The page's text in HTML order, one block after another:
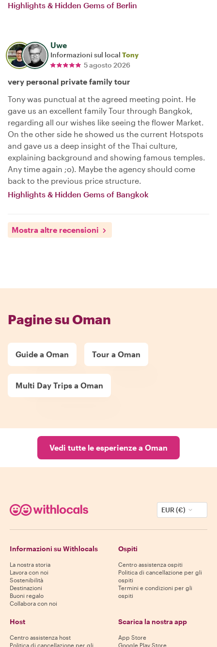
Highlights & Hidden Gems of Berlin
Uwe
Informazioni sul local Tony
5 agosto 2026
very personal private family tour
Tony was punctual at the agreed meeting point. He
gave us an excellent family Tour through Bangkok,
regarding all our wishes like seeing the flower Market.
On the other side he showed us the current Hotspots
and gave us a deep insight of the Thai culture,
explaining background and showing famous temples.
Any time again ;o). Maybe the agency should come
back to the previous price structure.
Highlights & Hidden Gems of Bangkok
Mostra altre recensioni
Pagine su Oman
Guide a Oman Tour a Oman
Multi Day Trips a Oman
Vedi tutte le esperienze a Oman
EUR (€)
Informazioni su Withlocals
La nostra storia
Lavora con noi
Sostenibilità
Destinazioni
Buoni regalo
Collabora con noi
Ospiti
Centro assistenza ospiti
Politica di cancellazione per gli
ospiti
Termini e condizioni per gli
ospiti
Host
Centro assistenza host
Politica di cancellazione per gli
Scarica la nostra app
App Store
Google Play Store